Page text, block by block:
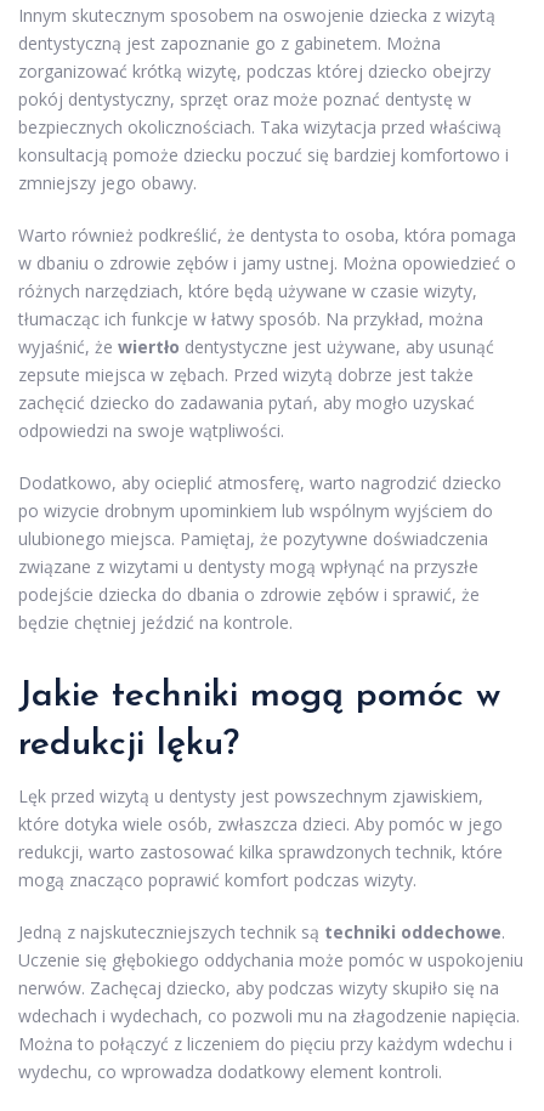
Innym skutecznym sposobem na oswojenie dziecka z wizytą
dentystyczną jest zapoznanie go z gabinetem. Można
zorganizować krótką wizytę, podczas której dziecko obejrzy
pokój dentystyczny, sprzęt oraz może poznać dentystę w
bezpiecznych okolicznościach. Taka wizytacja przed właściwą
konsultacją pomoże dziecku poczuć się bardziej komfortowo i
zmniejszy jego obawy.
Warto również podkreślić, że dentysta to osoba, która pomaga
w dbaniu o zdrowie zębów i jamy ustnej. Można opowiedzieć o
różnych narzędziach, które będą używane w czasie wizyty,
tłumacząc ich funkcje w łatwy sposób. Na przykład, można
wyjaśnić, że wiertło dentystyczne jest używane, aby usunąć
zepsute miejsca w zębach. Przed wizytą dobrze jest także
zachęcić dziecko do zadawania pytań, aby mogło uzyskać
odpowiedzi na swoje wątpliwości.
Dodatkowo, aby ocieplić atmosferę, warto nagrodzić dziecko
po wizycie drobnym upominkiem lub wspólnym wyjściem do
ulubionego miejsca. Pamiętaj, że pozytywne doświadczenia
związane z wizytami u dentysty mogą wpłynąć na przyszłe
podejście dziecka do dbania o zdrowie zębów i sprawić, że
będzie chętniej jeździć na kontrole.
Jakie techniki mogą pomóc w
redukcji lęku?
Lęk przed wizytą u dentysty jest powszechnym zjawiskiem,
które dotyka wiele osób, zwłaszcza dzieci. Aby pomóc w jego
redukcji, warto zastosować kilka sprawdzonych technik, które
mogą znacząco poprawić komfort podczas wizyty.
Jedną z najskuteczniejszych technik są techniki oddechowe.
Uczenie się głębokiego oddychania może pomóc w uspokojeniu
nerwów. Zachęcaj dziecko, aby podczas wizyty skupiło się na
wdechach i wydechach, co pozwoli mu na złagodzenie napięcia.
Można to połączyć z liczeniem do pięciu przy każdym wdechu i
wydechu, co wprowadza dodatkowy element kontroli.